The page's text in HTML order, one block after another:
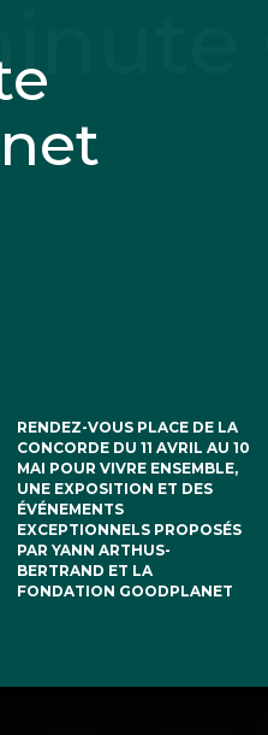
RENDEZ-VOUS PLACE DE LA
CONCORDE DU 11 AVRIL AU 10
MAI POUR VIVRE ENSEMBLE,
UNE EXPOSITION ET DES
ÉVÉNEMENTS
EXCEPTIONNELS PROPOSÉS
PAR YANN ARTHUS-
BERTRAND ET LA
FONDATION GOODPLANET